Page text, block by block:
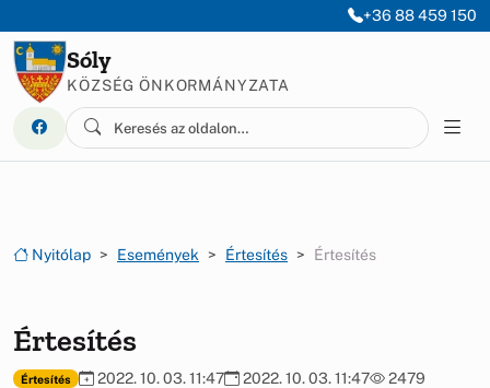
+36 88 459 150
Sóly
KÖZSÉG ÖNKORMÁNYZATA
Nyitólap Események Értesítés Értesítés
Értesítés
Értesítés 2022. 10. 03. 11:47 2022. 10. 03. 11:47 2479